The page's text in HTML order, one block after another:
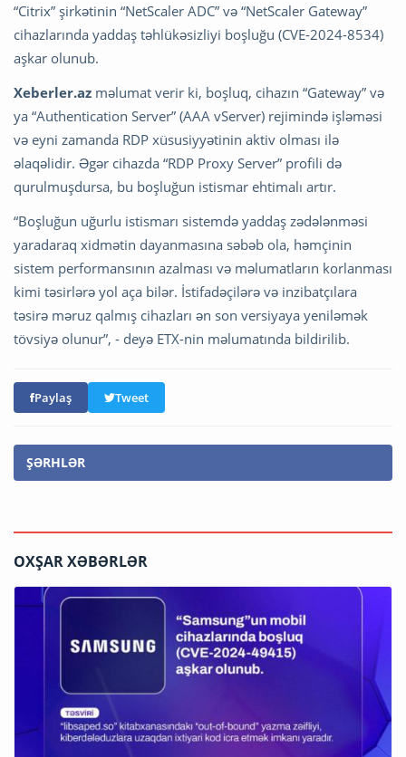
“Citrix” şirkətinin “NetScaler ADC” və “NetScaler Gateway”
cihazlarında yaddaş təhlükəsizliyi boşluğu (CVE-2024-8534)
aşkar olunub.
Xeberler.az məlumat verir ki, boşluq, cihazın “Gateway” və
ya “Authentication Server” (AAA vServer) rejimində işləməsi
və eyni zamanda RDP xüsusiyyətinin aktiv olması ilə
əlaqəlidir. Əgər cihazda “RDP Proxy Server” profili də
qurulmuşdursa, bu boşluğun istismar ehtimalı artır.
“Boşluğun uğurlu istismarı sistemdə yaddaş zədələnməsi
yaradaraq xidmətin dayanmasına səbəb ola, həmçinin
sistem performansının azalması və məlumatların korlanması
kimi təsirlərə yol aça bilər. İstifadəçilərə və inzibatçılara
təsirə məruz qalmış cihazları ən son versiyaya yeniləmək
tövsiyə olunur”, - deyə ETX-nin məlumatında bildirilib.
Paylaş Tweet
ŞƏRHLƏR
OXŞAR XƏBƏRLƏR